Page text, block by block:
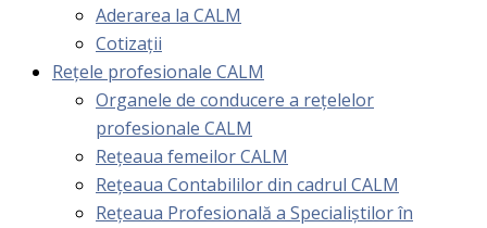
Aderarea la CALM
Cotizaţii
Rețele profesionale CALM
Organele de conducere a rețelelor
profesionale CALM
Rețeaua femeilor CALM
Rețeaua Contabililor din cadrul CALM
Rețeaua Profesională a Specialiștilor în